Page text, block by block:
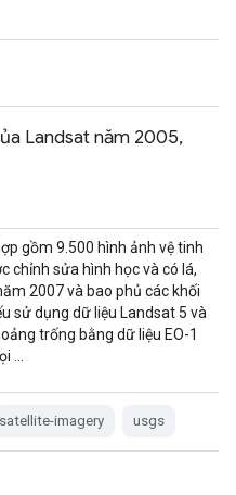
Landsat năm 2005,
gồm 9.500 hình ảnh vệ tinh
chỉnh sửa hình học và có lá,
2007 và bao phủ các khối
sử dụng dữ liệu Landsat 5 và
trống bằng dữ liệu EO-1
…
satellite-imagery usgs